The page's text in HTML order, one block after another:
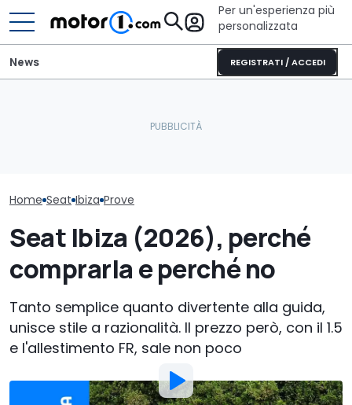
Per un'esperienza più
personalizzata
REGISTRATI / ACCEDI
News
Home Seat Ibiza Prove
Seat Ibiza (2026), perché
comprarla e perché no
Tanto semplice quanto divertente alla guida,
unisce stile a razionalità. Il prezzo però, con il 1.5
e l'allestimento FR, sale non poco
Motor1 Italy